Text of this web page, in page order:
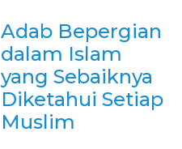
Adab Bepergian
dalam Islam
yang Sebaiknya
Diketahui Setiap
Muslim